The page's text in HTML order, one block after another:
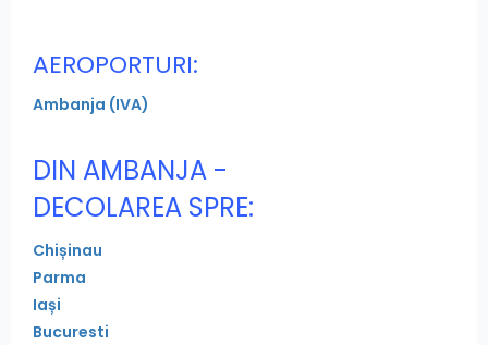
AEROPORTURI:
Ambanja (IVA)
DIN AMBANJA -
DECOLAREA SPRE:
Chișinau
Parma
Iași
Bucuresti